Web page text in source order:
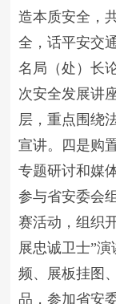
造本质安全，
全，话平安交
名局（处）长
次安全发展讲
层，重点围绕
宣讲。四是购
专题研讨和媒
参与省安委会
赛活动，组织
展忠诚卫士”
频、展板挂图
品，参加省安